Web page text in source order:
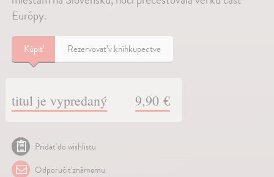
Európy.
Kúpiť Rezervovať v kníhkupectve
titul je vypredaný 9,90 €
Pridať do wishlistu
Odporučiť známemu